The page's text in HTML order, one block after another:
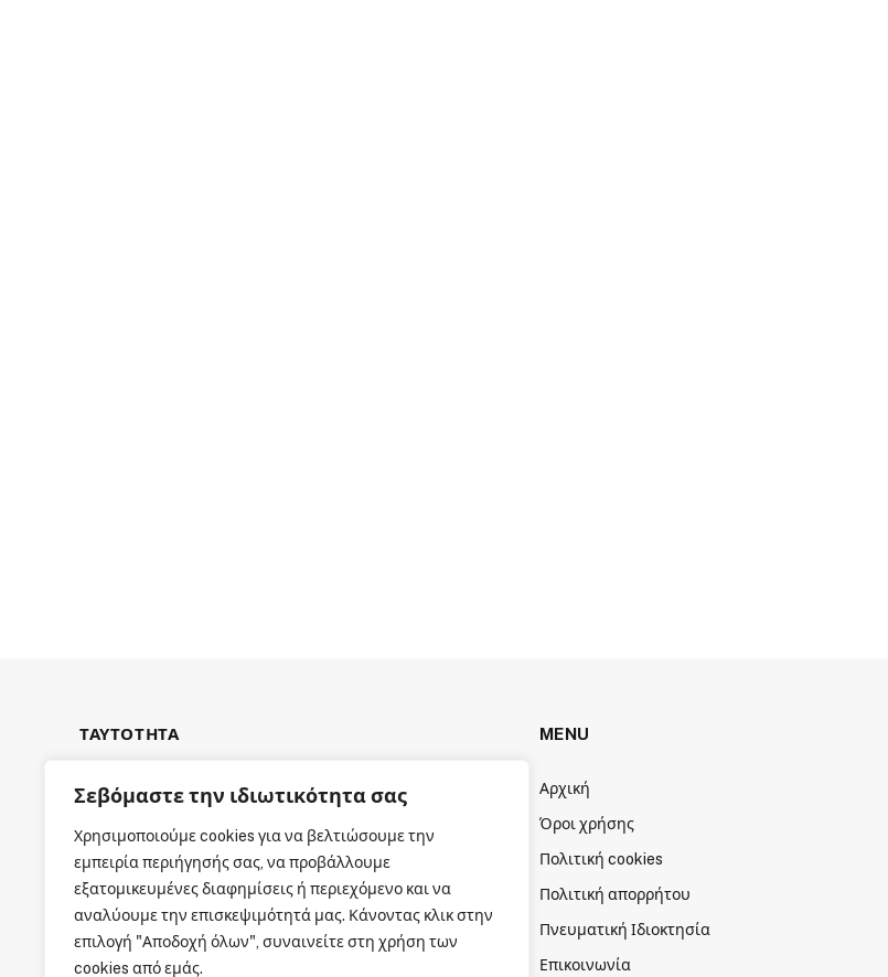
Σεβόμαστε την ιδιωτικότητα σας
Χρησιμοποιούμε cookies για να βελτιώσουμε την
εμπειρία περιήγησής σας, να προβάλλουμε
εξατομικευμένες διαφημίσεις ή περιεχόμενο και να
αναλύουμε την επισκεψιμότητά μας. Κάνοντας κλικ στην
επιλογή "Αποδοχή όλων", συναινείτε στη χρήση των
cookies από εμάς.
ΤΑΥΤΟΤΗΤΑ
ΕΤΑΙΡΙΚΗ ΤΑΥΤΟΤΗΤΑ
MENU
Αρχική
Όροι χρήσης
Πολιτική cookies
Πολιτική απορρήτου
Πνευματική Ιδιοκτησία
Επικοινωνία